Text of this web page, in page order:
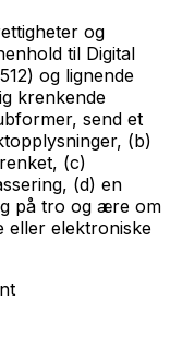
og
til Digital
og lignende
krenkende
send et
(b)
(c)
(d) en
på tro og ære om
eller elektroniske